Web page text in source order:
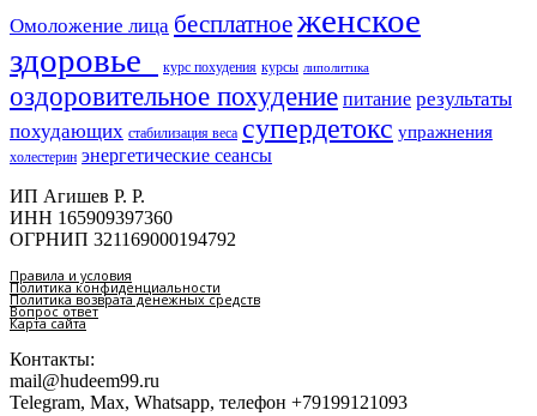
Омоложение лица бесплатноеженское
здоровье​
курс похудения курсы липолитика
оздоровительное похудение питание результаты
похудающих стабилизация веса супердетокс упражнения
холестерин энергетические сеансы
ИП Агишев Р. Р.
ИНН 165909397360
ОГРНИП 321169000194792
Правила и условия
Политика конфиденциальности
Политика возврата денежных средств
Вопрос ответ
Карта сайта
Контакты:
mail@hudeem99.ru
Telegram, Max, Whatsapp, телефон +79199121093